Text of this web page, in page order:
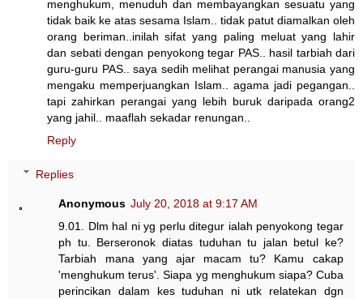
menghukum, menuduh dan membayangkan sesuatu yang
tidak baik ke atas sesama Islam.. tidak patut diamalkan oleh
orang beriman..inilah sifat yang paling meluat yang lahir
dan sebati dengan penyokong tegar PAS.. hasil tarbiah dari
guru-guru PAS.. saya sedih melihat perangai manusia yang
mengaku memperjuangkan Islam.. agama jadi pegangan..
tapi zahirkan perangai yang lebih buruk daripada orang2
yang jahil.. maaflah sekadar renungan..
Reply
Replies
Anonymous July 20, 2018 at 9:17 AM
9.01. Dlm hal ni yg perlu ditegur ialah penyokong tegar
ph tu. Berseronok diatas tuduhan tu jalan betul ke?
Tarbiah mana yang ajar macam tu? Kamu cakap
'menghukum terus'. Siapa yg menghukum siapa? Cuba
perincikan dalam kes tuduhan ni utk relatekan dgn